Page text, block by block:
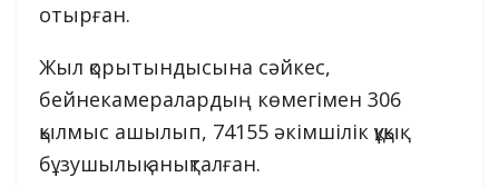
отырған.
Жыл қорытындысына сәйкес,
бейнекамералардың көмегімен 306
қылмыс ашылып, 74155 әкімшілік құқық
бұзушылық анықталған.